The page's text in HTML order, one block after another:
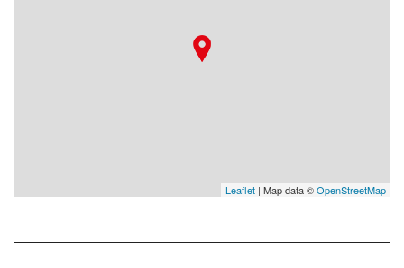
Leaflet | Map data ©OpenStreetMap